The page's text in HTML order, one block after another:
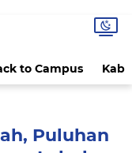
to Campus Kab
Puluhan